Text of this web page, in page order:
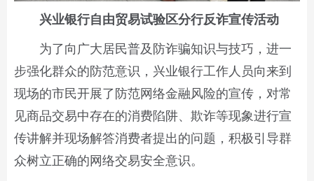
兴业银行自由贸易试验区分行反诈宣传活动
为了向广大居民普及防诈骗知识与技巧，进一
步强化群众的防范意识，兴业银行工作人员向来到
现场的市民开展了防范网络金融风险的宣传，对常
见商品交易中存在的消费陷阱、欺诈等现象进行宣
传讲解并现场解答消费者提出的问题，积极引导群
众树立正确的网络交易安全意识。